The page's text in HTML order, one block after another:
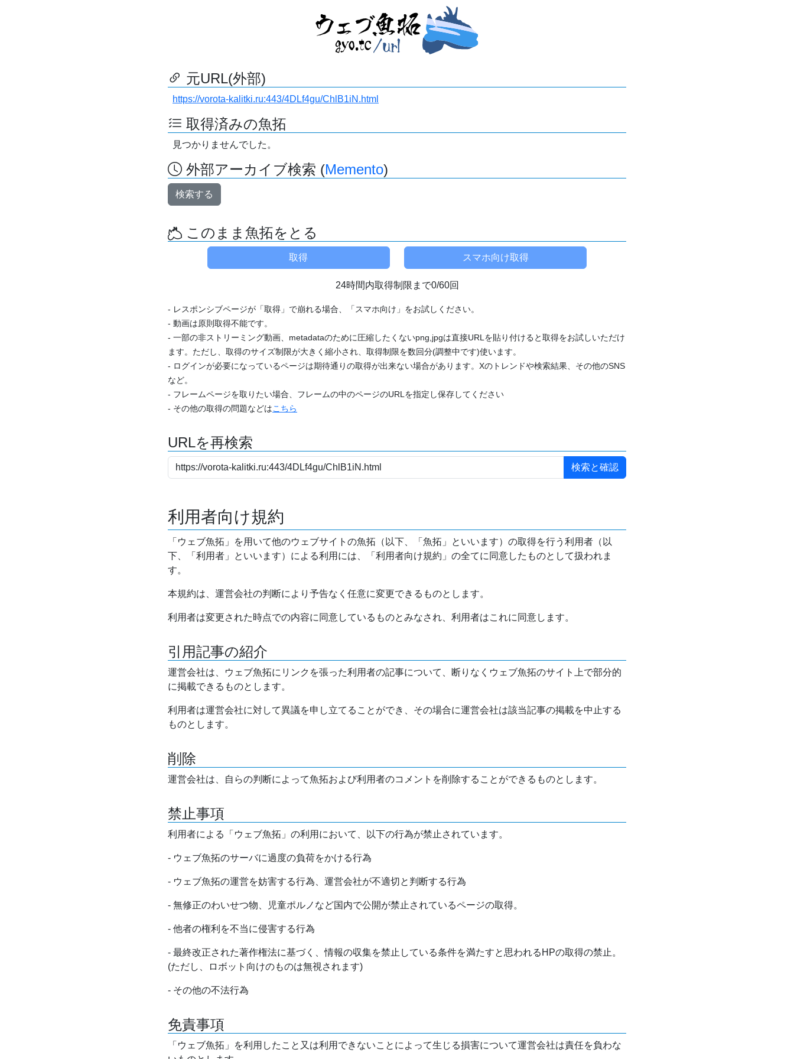
元URL(外部)
https://vorota-kalitki.ru:443/4DLf4gu/ChlB1iN.html
取得済みの魚拓
見つかりませんでした。
外部アーカイブ検索 (Memento)
検索する
このまま魚拓をとる
24時間内取得制限まで0/60回
- レスポンシブページが「取得」で崩れる場合、「スマホ向け」をお試しください。
- 動画は原則取得不能です。
- 一部の非ストリーミング動画、metadataのために圧縮したくないpng,jpgは直接URLを貼り付けると取得をお試しいただけ
ます。ただし、取得のサイズ制限が大きく縮小され、取得制限を数回分(調整中です)使います。
- ログインが必要になっているページは期待通りの取得が出来ない場合があります。Xのトレンドや検索結果、その他のSNS
など。
- フレームページを取りたい場合、フレームの中のページのURLを指定し保存してください
- その他の取得の問題などはこちら
URLを再検索
利用者向け規約
「ウェブ魚拓」を用いて他のウェブサイトの魚拓（以下、「魚拓」といいます）の取得を行う利用者（以
下、「利用者」といいます）による利用には、「利用者向け規約」の全てに同意したものとして扱われま
す。
本規約は、運営会社の判断により予告なく任意に変更できるものとします。
利用者は変更された時点での内容に同意しているものとみなされ、利用者はこれに同意します。
引用記事の紹介
運営会社は、ウェブ魚拓にリンクを張った利用者の記事について、断りなくウェブ魚拓のサイト上で部分的
に掲載できるものとします。
利用者は運営会社に対して異議を申し立てることができ、その場合に運営会社は該当記事の掲載を中止する
ものとします。
削除
運営会社は、自らの判断によって魚拓および利用者のコメントを削除することができるものとします。
禁止事項
利用者による「ウェブ魚拓」の利用において、以下の行為が禁止されています。
- ウェブ魚拓のサーバに過度の負荷をかける行為
- ウェブ魚拓の運営を妨害する行為、運営会社が不適切と判断する行為
- 無修正のわいせつ物、児童ポルノなど国内で公開が禁止されているページの取得。
- 他者の権利を不当に侵害する行為
- 最終改正された著作権法に基づく、情報の収集を禁止している条件を満たすと思われるHPの取得の禁止。
(ただし、ロボット向けのものは無視されます)
- その他の不法行為
免責事項
「ウェブ魚拓」を利用したこと又は利用できないことによって生じる損害について運営会社は責任を負わな